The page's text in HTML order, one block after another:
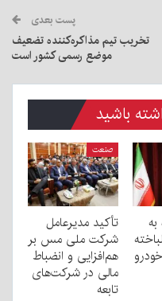
پست بعدی
تخریب تیم مذاکره‌کننده تضعیف
موضع رسمی کشور است
باشید
مالباخته
صنعت
تأکید مدیرعامل
شرکت ملی مس بر
هم‌افزایی و انضباط
مالی در شرکت‌های
تابعه